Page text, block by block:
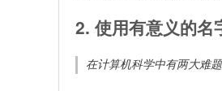
2. 使用有意义的名
在计算机科学中有两大难